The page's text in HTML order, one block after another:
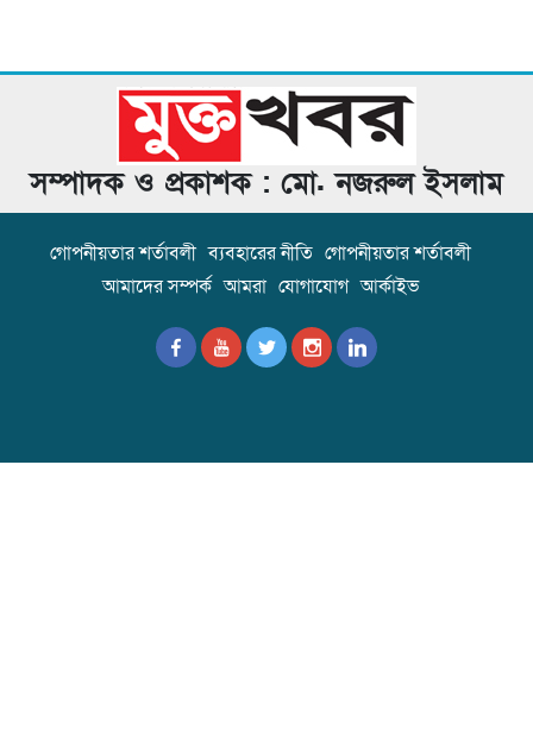
সম্পাদক ও প্রকাশক : মো. নজরুল ইসলাম
গোপনীয়তার শর্তাবলী ব্যবহারের নীতি গোপনীয়তার শর্তাবলী
আমাদের সম্পর্ক আমরা যোগাযোগ আর্কাইভ